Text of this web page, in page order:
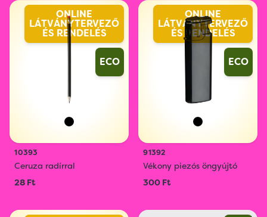
ONLINE
LÁTVÁNYTERVEZŐ
ÉS RENDELÉS
ECO
10393
Ceruza radírral
28 Ft
ONLINE
LÁTVÁNYTERVEZŐ
ÉS RENDELÉS
ECO
91392
Vékony piezós öngyújtó
300 Ft